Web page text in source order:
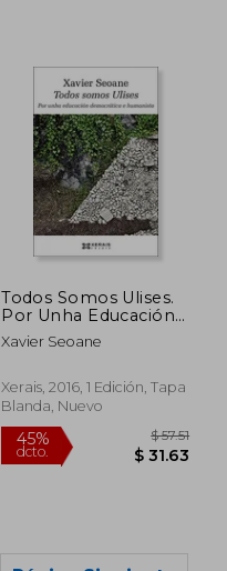
45%
dcto.
Todos Somos Ulises.
Por Unha Educación
Democrática E
Humanista (Obras De
Xavier Seoane
Xerais, 2016, 1 Edición, Tapa
Blanda, Nuevo